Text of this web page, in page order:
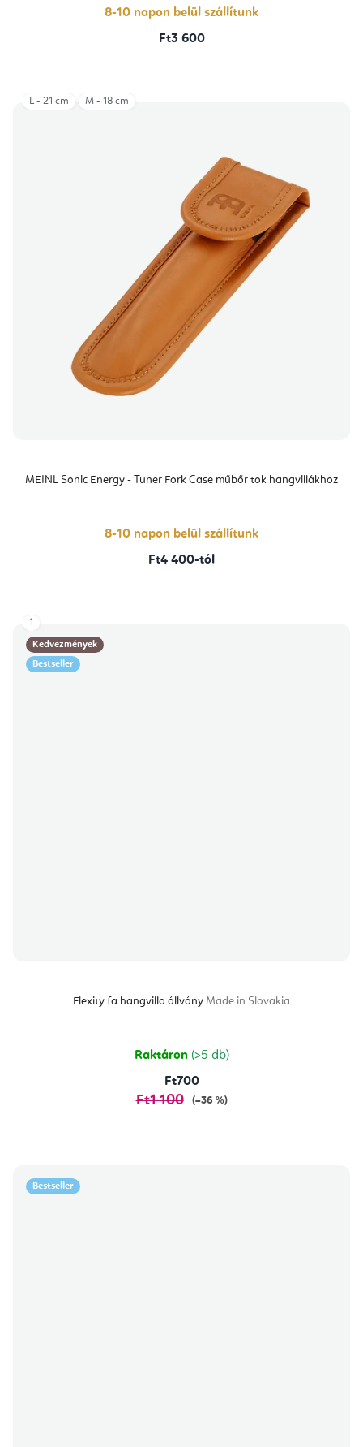
8-10 napon belül szállítunk
Ft3 600
MEINL Sonic Energy - Tuner Fork Case műbőr tok hangvillákhoz
8-10 napon belül szállítunk
Ft4 400-tól
L - 21 cm M - 18 cm
Kedvezmények
Bestseller
Flexity fa hangvilla állvány Made in Slovakia
Raktáron (>5 db)
Ft700
Ft1 100 (–36 %)
1
Bestseller